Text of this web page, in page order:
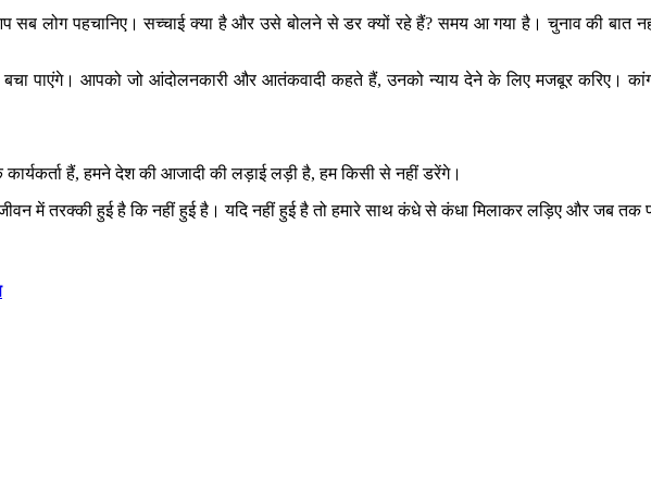
सब लोग पहचानिए। सच्चाई क्या है और उसे बोलने से डर क्यों रहे हैं? समय आ गया है। चुनाव की
पाएंगे। आपको जो आंदोलनकारी और आतंकवादी कहते हैं, उनको न्याय देने के लिए मजबूर करिए।
हैं, हमने देश की आजादी की लड़ाई लड़ी है, हम किसी से नहीं डरेंगे।
तरक्की हुई है कि नहीं हुई है। यदि नहीं हुई है तो हमारे साथ कंधे से कंधा मिलाकर लड़िए और जब तक